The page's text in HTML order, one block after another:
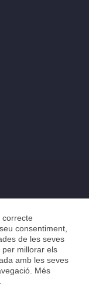
correcte
consentiment,
de les seves
millorar els
amb les seves
Més